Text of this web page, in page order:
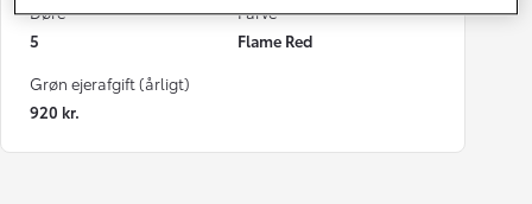
Døre
5
Farve
Flame Red
Grøn ejerafgift (årligt)
920 kr.